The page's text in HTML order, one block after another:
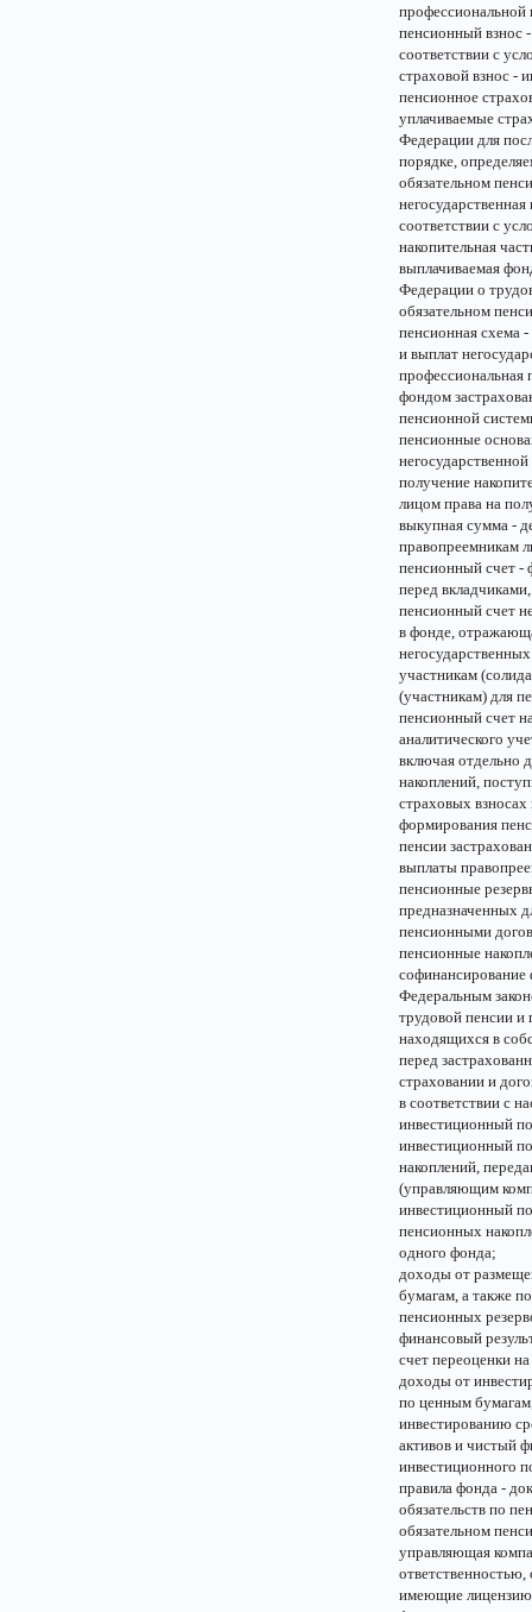
пенсионный взнос
соответствии с
страховой взнос -
пенсионное
уплачиваемые
Федерации для
порядке,
обязательном
соответствии с
накопительная
выплачиваемая
Федерации о
обязательном
пенсионная схема
и выплат
профессиональная
фондом
пенсионной
пенсионные
получение
лицом права на
выкупная сумма -
правопреемникам
пенсионный счет -
перед
пенсионный счет
в фонде,
участникам
(участникам) для
пенсионный счет
аналитического
включая отдельно
накоплений,
страховых
формирования
пенсии
выплаты
пенсионные
предназначенных
пенсионными
пенсионные
софинансирование
Федеральным
трудовой пенсии и
находящихся в
перед
страховании и
в соответствии с
инвестиционный
инвестиционный
накоплений,
(управляющим
инвестиционный
пенсионных
одного фонда;
доходы от
бумагам, а также
пенсионных
финансовый
счет переоценки
доходы от
по ценным
инвестированию
активов и чистый
инвестиционного
правила фонда -
обязательств по
обязательном
управляющая
ответственностью,
имеющие лицензию